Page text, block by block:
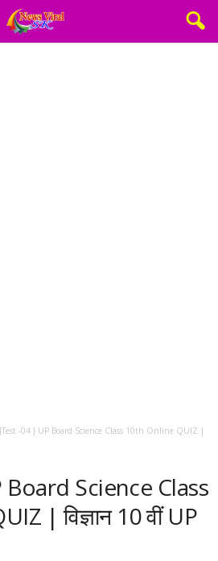
{Test -04 } UP Board Science Class 10th Online QUIZ |
Science Class
| विज्ञान 10 वीं UP